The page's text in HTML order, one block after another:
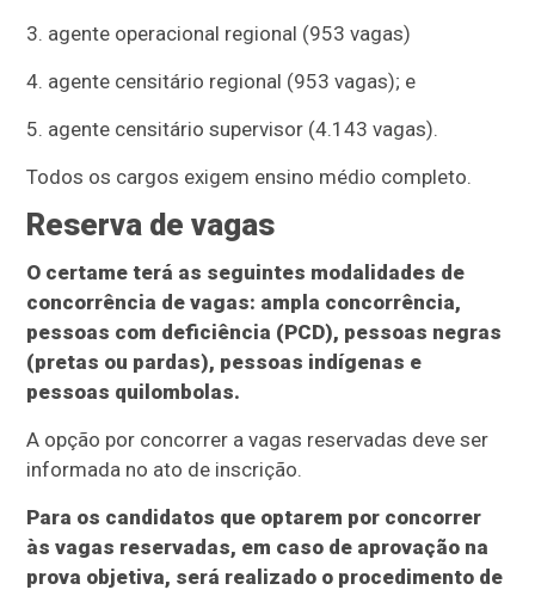
3. agente operacional regional (953 vagas)
4. agente censitário regional (953 vagas); e
5. agente censitário supervisor (4.143 vagas).
Todos os cargos exigem ensino médio completo.
Reserva de vagas
O certame terá as seguintes modalidades de
concorrência de vagas: ampla concorrência,
pessoas com deficiência (PCD), pessoas negras
(pretas ou pardas), pessoas indígenas e
pessoas quilombolas.
A opção por concorrer a vagas reservadas deve ser
informada no ato de inscrição.
Para os candidatos que optarem por concorrer
às vagas reservadas, em caso de aprovação na
prova objetiva, será realizado o procedimento de